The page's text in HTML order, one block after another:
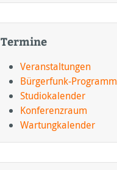
Termine
Veranstaltungen
Bürgerfunk-Programm
Studiokalender
Konferenzraum
Wartungkalender